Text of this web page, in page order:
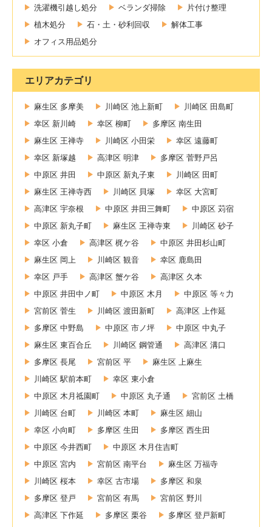
洗濯機引越し処分
ベランダ掃除
片付け整理
植木処分
石・土・砂利回収
解体工事
オフィス用品処分
エリアカテゴリ
麻生区 多摩美 川崎区 池上新町
川崎区 田島町
幸区 新川崎
幸区 柳町
多摩区 南生田
麻生区 王禅寺
川崎区 小田栄
幸区 遠藤町
幸区 新塚越
高津区 明津
多摩区 菅野戸呂
中原区 井田
中原区 新丸子東
川崎区 田町
麻生区 王禅寺西
川崎区 貝塚
幸区 大宮町
高津区 宇奈根
中原区 井田三舞町
中原区 苅宿
中原区 新丸子町
麻生区 王禅寺東
川崎区 砂子
幸区 小倉
高津区 梶ケ谷
中原区 井田杉山町
麻生区 岡上
川崎区 観音
幸区 鹿島田
幸区 戸手
高津区 蟹ケ谷
高津区 久本
中原区 井田中ノ町
中原区 木月
中原区 等々力
宮前区 菅生
川崎区 渡田新町
高津区 上作延
多摩区 中野島
中原区 市ノ坪
中原区 中丸子
麻生区 東百合丘
川崎区 鋼管通
高津区 溝口
多摩区 長尾
宮前区 平
麻生区 上麻生
川崎区 駅前本町
幸区 東小倉
中原区 木月祗園町
中原区 丸子通
宮前区 土橋
川崎区 台町
川崎区 本町
麻生区 細山
幸区 小向町
多摩区 生田
多摩区 西生田
中原区 今井西町
中原区 木月住吉町
中原区 宮内
宮前区 南平台
麻生区 万福寺
川崎区 桜本
幸区 古市場
多摩区 和泉
多摩区 登戸
宮前区 有馬
宮前区 野川
高津区 下作延
多摩区 栗谷 多摩区 登戸新町